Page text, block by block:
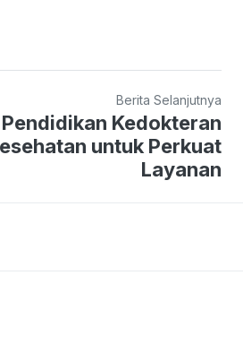
Berita Selanjutnya
Kedokteran
untuk Perkuat
Layanan